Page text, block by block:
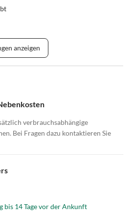
anzeigen
verbrauchsabhängige
Bei Fragen dazu kontaktieren Sie
bis 14 Tage vor der Ankunft